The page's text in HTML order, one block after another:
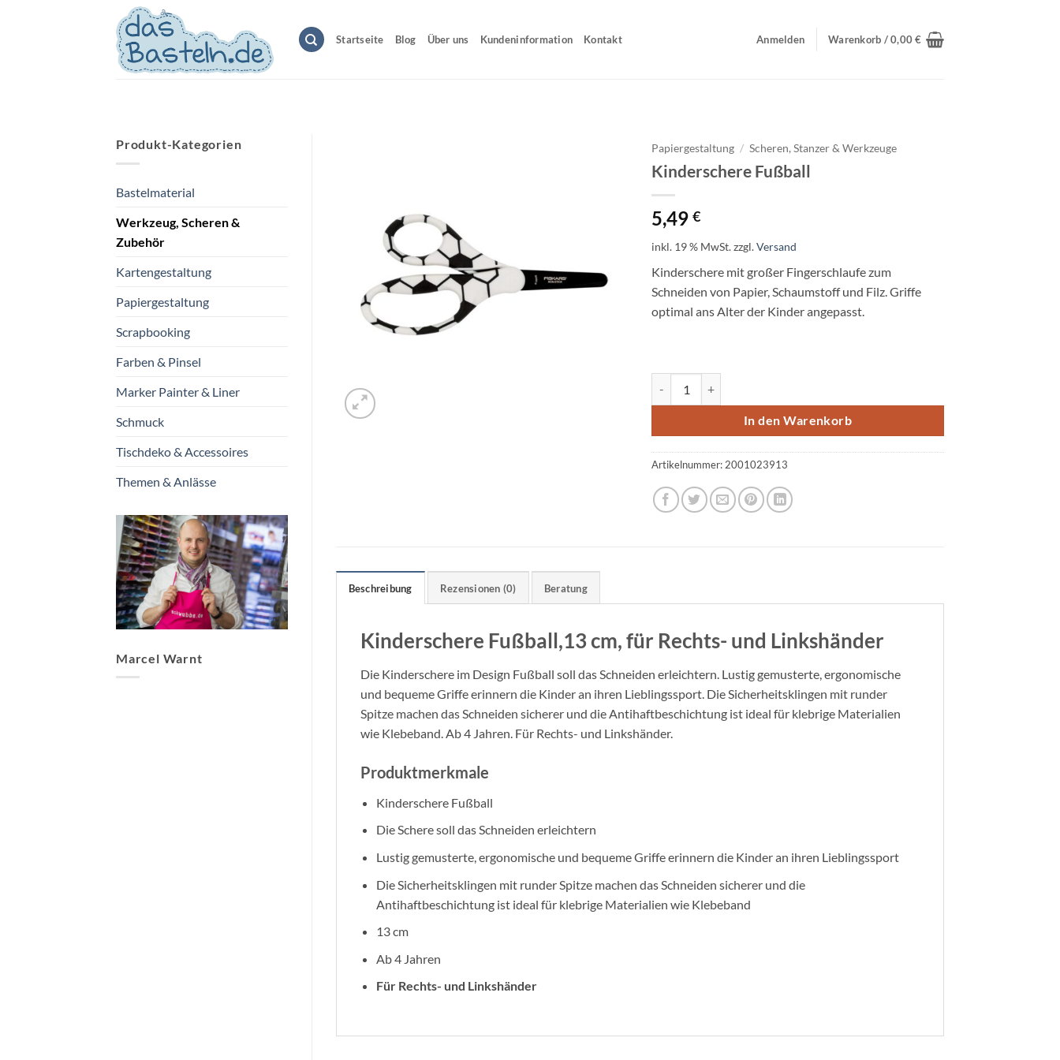
Startseite Blog Über uns Kundeninformation Kontakt Anmelden Warenkorb /0,00€
Produkt-Kategorien
Bastelmaterial
Werkzeug, Scheren &
Zubehör
Kartengestaltung
Papiergestaltung
Scrapbooking
Farben & Pinsel
Marker Painter & Liner
Schmuck
Tischdeko & Accessoires
Themen & Anlässe
Marcel Warnt
Papiergestaltung / Scheren, Stanzer & Werkzeuge
Kinderschere Fußball
5,49€
inkl. 19 % MwSt.zzgl.Versand
Kinderschere mit großer Fingerschlaufe zum
Schneiden von Papier, Schaumstoff und Filz. Griffe
optimal ans Alter der Kinder angepasst.
In den Warenkorb
Artikelnummer:2001023913
Beschreibung Rezensionen (0) Beratung
Kinderschere Fußball,13 cm, für Rechts- und Linkshänder
Die Kinderschere im Design Fußball soll das Schneiden erleichtern. Lustig gemusterte, ergonomische
und bequeme Griffe erinnern die Kinder an ihren Lieblingssport. Die Sicherheitsklingen mit runder
Spitze machen das Schneiden sicherer und die Antihaftbeschichtung ist ideal für klebrige Materialien
wie Klebeband. Ab 4 Jahren. Für Rechts- und Linkshänder.
Produktmerkmale
Kinderschere Fußball
Die Schere soll das Schneiden erleichtern
Lustig gemusterte, ergonomische und bequeme Griffe erinnern die Kinder an ihren Lieblingssport
Die Sicherheitsklingen mit runder Spitze machen das Schneiden sicherer und die
Antihaftbeschichtung ist ideal für klebrige Materialien wie Klebeband
13 cm
Ab 4 Jahren
Für Rechts- und Linkshänder